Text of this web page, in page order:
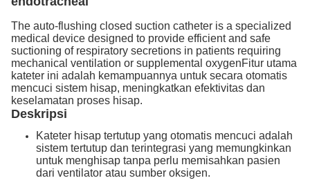
The auto-flushing closed suction catheter is a specialized
medical device designed to provide efficient and safe
suctioning of respiratory secretions in patients requiring
mechanical ventilation or supplemental oxygenFitur utama
kateter ini adalah kemampuannya untuk secara otomatis
mencuci sistem hisap, meningkatkan efektivitas dan
keselamatan proses hisap.
Deskripsi
Kateter hisap tertutup yang otomatis mencuci adalah
sistem tertutup dan terintegrasi yang memungkinkan
untuk menghisap tanpa perlu memisahkan pasien
dari ventilator atau sumber oksigen.